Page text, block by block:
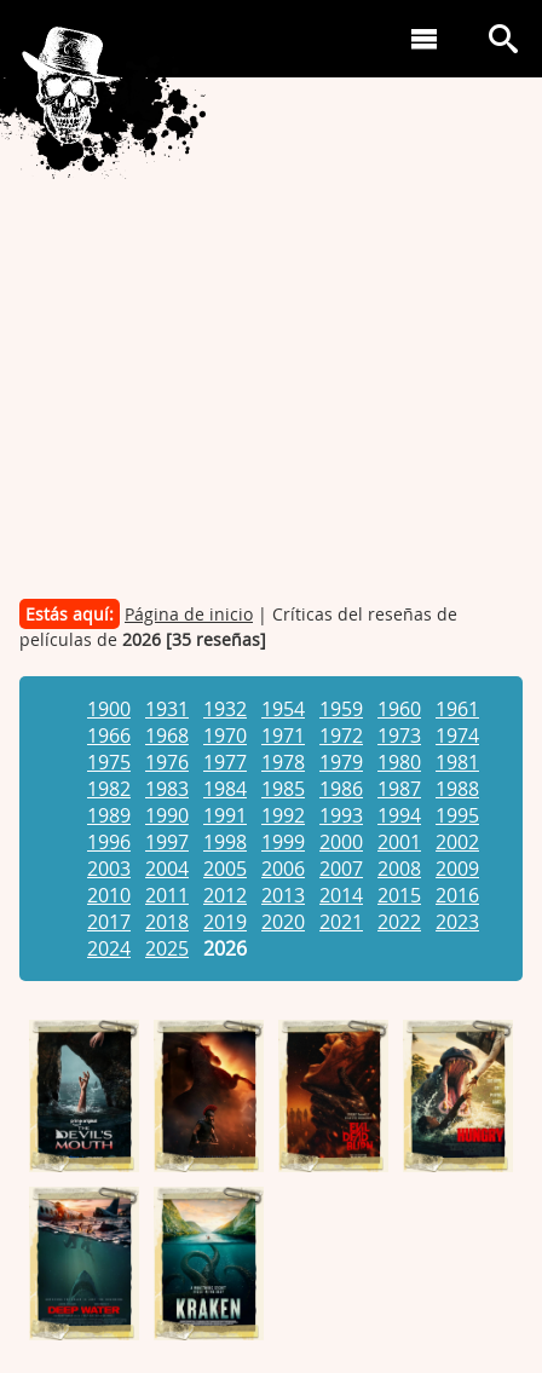
Estás aquí: Página de inicio | Críticas del reseñas de
películas de 2026 [35 reseñas]
1900 1931 1932 1954 1959 1960 1961
1966 1968 1970 1971 1972 1973 1974
1975 1976 1977 1978 1979 1980 1981
1982 1983 1984 1985 1986 1987 1988
1989 1990 1991 1992 1993 1994 1995
1996 1997 1998 1999 2000 2001
2002
2003 2004 2005 2006 2007 2008 2009
2010 2011 2012 2013 2014 2015 2016
2017 2018 2019 2020 2021 2022 2023
2024 2025 2026